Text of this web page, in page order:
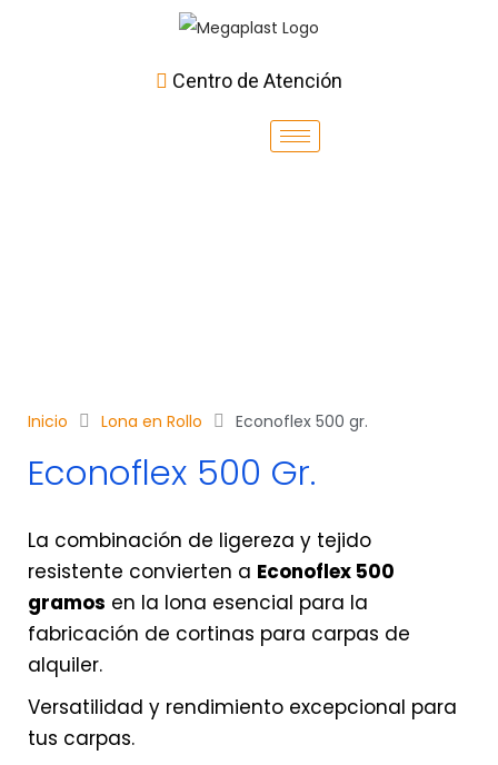
Centro de Atención
Inicio Lona en Rollo Econoflex 500 gr.
Econoflex 500 Gr.
La combinación de ligereza y tejido
resistente convierten a Econoflex 500
gramos en la lona esencial para la
fabricación de cortinas para carpas de
alquiler.
Versatilidad y rendimiento excepcional para
tus carpas.